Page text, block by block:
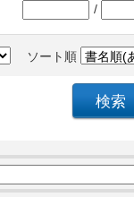
/
ソート順